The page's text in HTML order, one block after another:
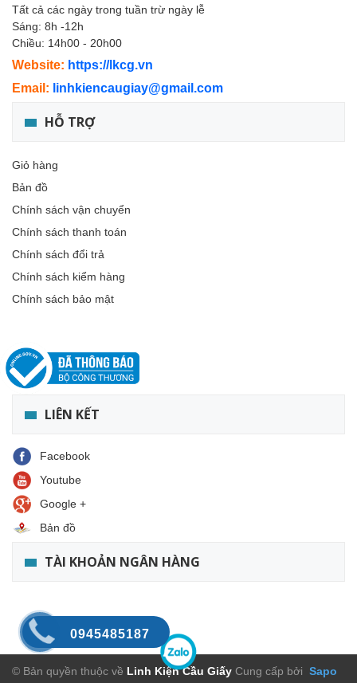
Tất cả các ngày trong tuần trừ ngày lễ
Sáng: 8h -12h
Chiều: 14h00 - 20h00
Website: https://lkcg.vn
Email: linhkiencaugiay@gmail.com
HỖ TRỢ
Giỏ hàng
Bản đồ
Chính sách vận chuyển
Chính sách thanh toán
Chính sách đổi trả
Chính sách kiểm hàng
Chính sách bảo mật
LIÊN KẾT
Facebook
Youtube
Google +
Bản đồ
TÀI KHOẢN NGÂN HÀNG
© Bản quyền thuộc về Linh Kiện Cầu Giấy Cung cấp bởi Sapo
0945485187